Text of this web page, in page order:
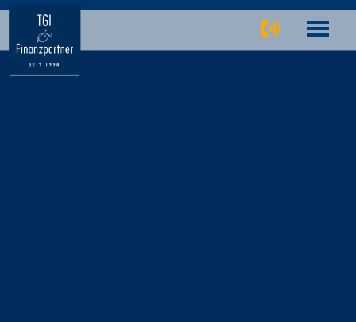
TGI Finanzpartner